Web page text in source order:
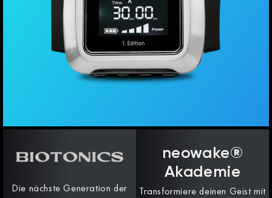
Die nächste Generation der
neowake®
Akademie
Transformiere deinen Geist mit